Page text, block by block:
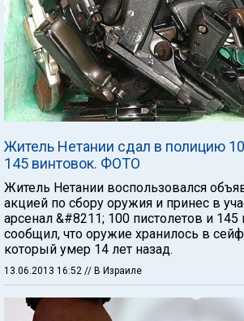
Житель Нетании сдал в полицию
145 винтовок. ФОТО
Житель Нетании воспользовался
акцией по сбору оружия и принес в
арсенал &#8211; 100 пистолетов и
сообщил, что оружие хранилось в
который умер 14 лет назад.
13.06.2013 16:52 // В Израиле